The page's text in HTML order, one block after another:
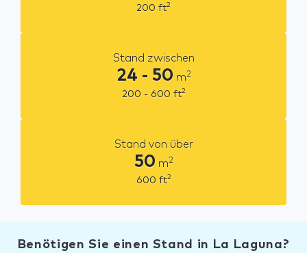
200 ft2
Stand zwischen
24 - 50 m2
200 - 600 ft2
Stand von über
50 m2
600 ft2
Benötigen Sie einen Stand in La Laguna?